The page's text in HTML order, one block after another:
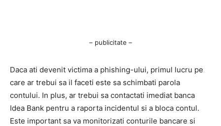
– publicitate –
Daca ati devenit victima a phishing-ului, primul lucru pe
care ar trebui sa il faceti este sa schimbati parola
contului. In plus, ar trebui sa contactati imediat banca
Idea Bank pentru a raporta incidentul si a bloca contul.
Este important sa va monitorizati conturile bancare si